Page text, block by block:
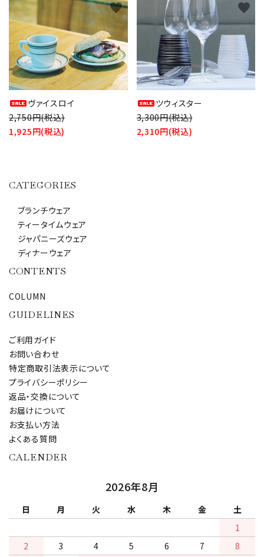
ヴァイスロイ
2,750円(税込)
1,925円(税込)
favorite
ツウィスター
3,300円(税込)
2,310円(税込)
favorite
CATEGORIES
ブランチウェア
ティータイムウェア
ジャパニーズウェア
ディナーウェア
CONTENTS
COLUMN
GUIDELINES
ご利用ガイド
お問い合わせ
特定商取引法表示について
プライバシーポリシー
返品・交換について
お届けについて
お支払い方法
よくある質問
CALENDER
2026年8月
日 月 火 水 木 金
土
1
2
3 4 5 6 7 8